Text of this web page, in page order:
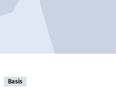
Basis